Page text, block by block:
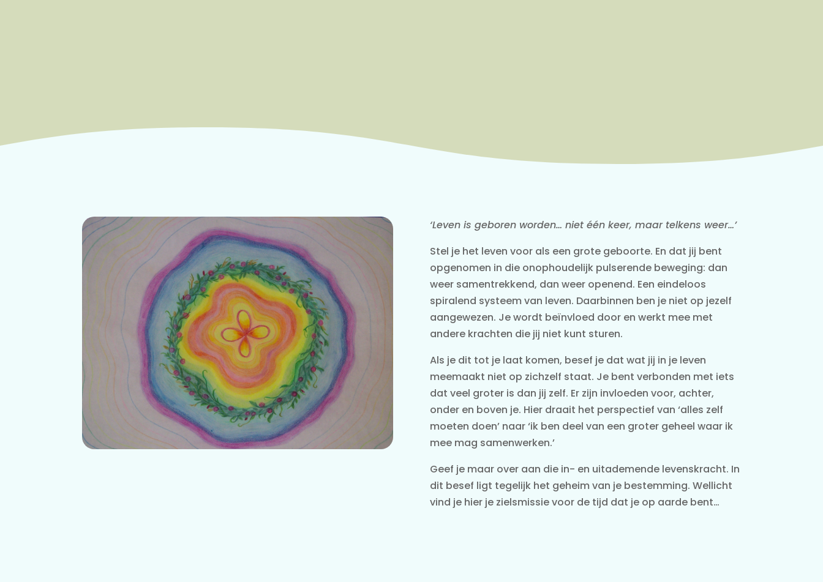
‘Leven is geboren worden… niet één keer, maar telkens weer…’
Stel je het leven voor als een grote geboorte. En dat jij bent
opgenomen in die onophoudelijk pulserende beweging: dan
weer samentrekkend, dan weer openend. Een eindeloos
spiralend systeem van leven. Daarbinnen ben je niet op jezelf
aangewezen. Je wordt beïnvloed door en werkt mee met
andere krachten die jij niet kunt sturen.
Als je dit tot je laat komen, besef je dat wat jij in je leven
meemaakt niet op zichzelf staat. Je bent verbonden met iets
dat veel groter is dan jij zelf. Er zijn invloeden voor, achter,
onder en boven je. Hier draait het perspectief van ‘alles zelf
moeten doen’ naar ‘ik ben deel van een groter geheel waar ik
mee mag samenwerken.’
Geef je maar over aan die in- en uitademende levenskracht. In
dit besef ligt tegelijk het geheim van je bestemming. Wellicht
vind je hier je zielsmissie voor de tijd dat je op aarde bent…